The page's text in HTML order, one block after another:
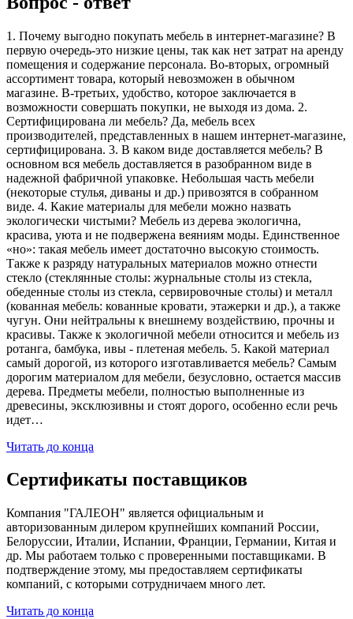
1. Почему выгодно покупать мебель в интернет-магазине? В
первую очередь-это низкие цены, так как нет затрат на аренду
помещения и содержание персонала. Во-вторых, огромный
ассортимент товара, который невозможен в обычном
магазине. В-третьих, удобство, которое заключается в
возможности совершать покупки, не выходя из дома. 2.
Сертифицирована ли мебель? Да, мебель всех
производителей, представленных в нашем интернет-магазине,
сертифицирована. 3. В каком виде доставляется мебель? В
основном вся мебель доставляется в разобранном виде в
надежной фабричной упаковке. Небольшая часть мебели
(некоторые стулья, диваны и др.) привозятся в собранном
виде. 4. Какие материалы для мебели можно назвать
экологически чистыми? Мебель из дерева экологична,
красива, уюта и не подвержена веяниям моды. Единственное
«но»: такая мебель имеет достаточно высокую стоимость.
Также к разряду натуральных материалов можно отнести
стекло (стеклянные столы: журнальные столы из стекла,
обеденные столы из стекла, сервировочные столы) и металл
(кованная мебель: кованные кровати, этажерки и др.), а также
чугун. Они нейтральны к внешнему воздействию, прочны и
красивы. Также к экологичной мебели относится и мебель из
ротанга, бамбука, ивы - плетеная мебель. 5. Какой материал
самый дорогой, из которого изготавливается мебель? Самым
дорогим материалом для мебели, безусловно, остается массив
дерева. Предметы мебели, полностью выполненные из
древесины, эксклюзивны и стоят дорого, особенно если речь
идет…
Читать до конца
Сертификаты поставщиков
Компания "ГАЛЕОН" является официальным и
авторизованным дилером крупнейших компаний России,
Белоруссии, Италии, Испании, Франции, Германии, Китая и
др. Мы работаем только с проверенными поставщиками. В
подтверждение этому, мы предоставляем сертификаты
компаний, с которыми сотрудничаем много лет.
Читать до конца